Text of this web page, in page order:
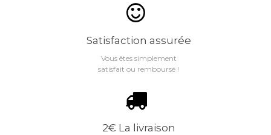
Satisfaction assurée
Vous êtes simplement
satisfait ou remboursé !
2€ La livraison